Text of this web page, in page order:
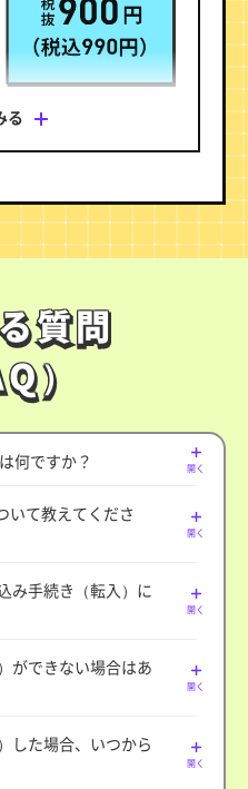
的要因により、ギガフリ
ます。詳細はこちら をご確
、変更、追加、廃止又はギ
ビスを利用する場合は、別
る
あり。
）。ナビダイヤルなど異な
質問
）
質問
）
何ですか？ 開く
いて教えてくださ
開く
み手続き（転入）に
開く
ができない場合はあ
開く
した場合、いつから
開く